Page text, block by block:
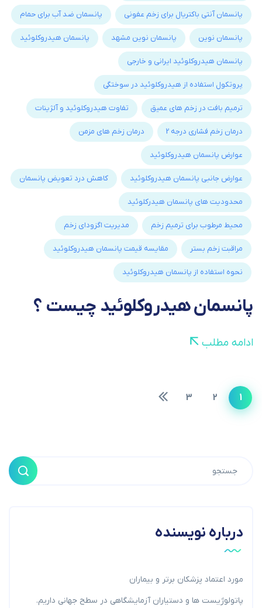
پانسمان آنتی باکتریال برای زخم عفونی پانسمان ضد آب برای حمام
پانسمان نوین پانسمان نوین مشهد پانسمان هیدروکلوئید
پانسمان هیدروکلوئید ایرانی و خارجی
پروتکول استفاده از هیدروکلوئید در سوختگی
ترمیم بافت در زخم های عمیق تفاوت هیدروکلوئید و آلژینات
درمان زخم فشاری درجه 2 درمان زخم های مزمن
عوارض پانسمان هیدروکلوئید
عوارض جانبی پانسمان هیدروکلوئید کاهش درد تعویض پانسمان
محدودیت های پانسمان هیدرکلوئید
محیط مرطوب برای ترمیم زخم مدیریت اگزودای زخم
مراقبت زخم بستر مقایسه قیمت پانسمان هیدروکلوئید
نحوه استفاده از پانسمان هیدروکلوئید
پانسمان هیدروکلوئید چیست ؟
ادامه مطلب
1
2
3
درباره نویسنده
مورد اعتماد پزشکان برتر و بیماران
پاتولوژیست ها و دستیاران آزمایشگاهی در سطح جهانی داریم.